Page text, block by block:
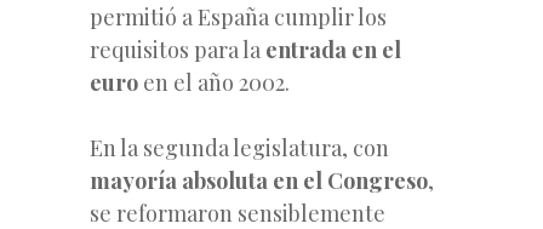
permitió a España cumplir los
requisitos para la entrada en el
euro en el año 2002.
En la segunda legislatura, con
mayoría absoluta en el Congreso,
se reformaron sensiblemente